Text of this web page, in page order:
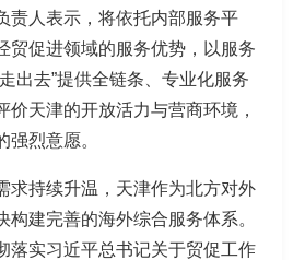
责人表示，将依托内部服务平
贸促进领域的服务优势，以服务
出去”提供全链条、专业化服务
价天津的开放活力与营商环境，
强烈意愿。
求持续升温，天津作为北方对外
构建完善的海外综合服务体系。
落实习近平总书记关于贸促工作